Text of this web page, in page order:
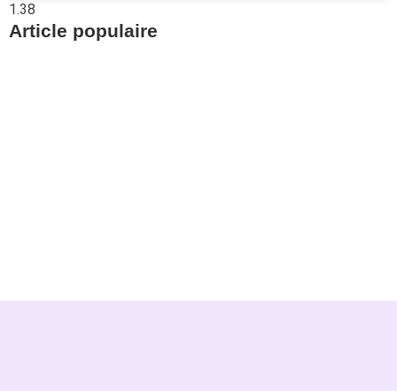
Article populaire